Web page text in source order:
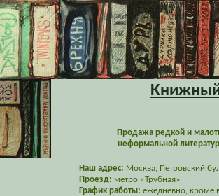
Книжный
Продажа редкой и
неформальной
Наш адрес: Москва, Петровский
Проезд: метро «Трубная»
График работы: ежедневно, кроме